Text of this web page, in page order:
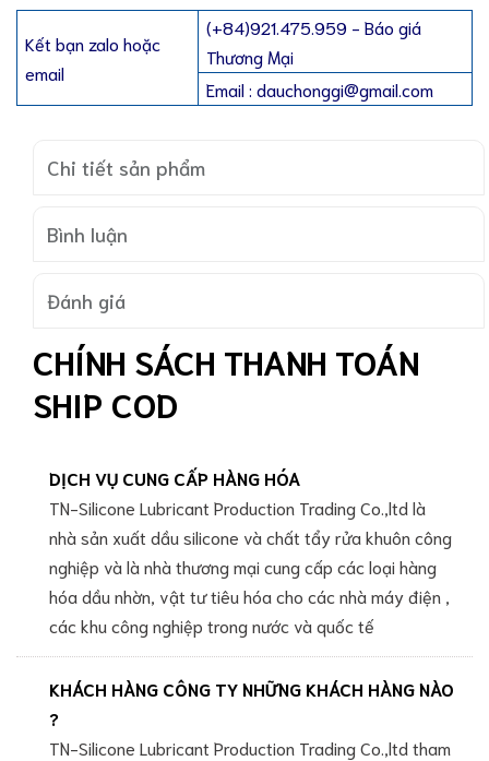
Kết bạn zalo hoặc
email
(+84)921.475.959 - Báo giá
Thương Mại
Email : dauchonggi@gmail.com
Chi tiết sản phẩm
Bình luận
Đánh giá
CHÍNH SÁCH THANH TOÁN
SHIP COD
DỊCH VỤ CUNG CẤP HÀNG HÓA
TN-Silicone Lubricant Production Trading Co.,ltd là
nhà sản xuất dầu silicone và chất tẩy rửa khuôn công
nghiệp và là nhà thương mại cung cấp các loại hàng
hóa dầu nhờn, vật tư tiêu hóa cho các nhà máy điện ,
các khu công nghiệp trong nước và quốc tế
KHÁCH HÀNG CÔNG TY NHỮNG KHÁCH HÀNG NÀO
?
TN-Silicone Lubricant Production Trading Co.,ltd tham